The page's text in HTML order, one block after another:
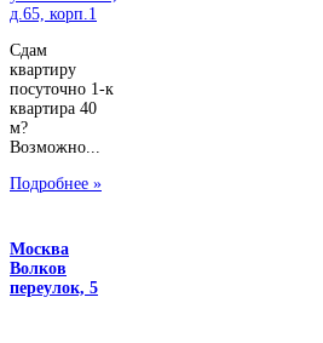
Сдам
квартиру
посуточно 1-к
квартира 40
м?
Возможно...
Подробнее »
Москва
Волков
переулок, 5